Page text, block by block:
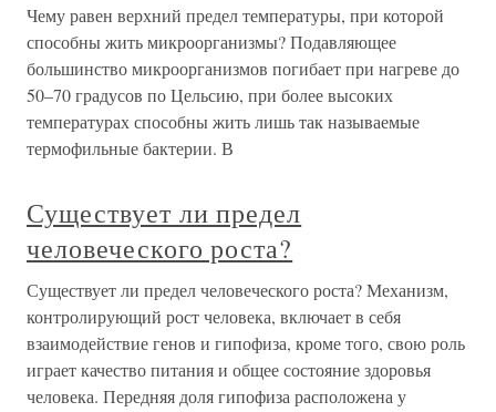
Чему равен верхний предел температуры, при которой
способны жить микроорганизмы? Подавляющее
большинство микроорганизмов погибает при нагреве до
50–70 градусов по Цельсию, при более высоких
температурах способны жить лишь так называемые
термофильные бактерии. В
Существует ли предел
человеческого роста?
Существует ли предел человеческого роста? Механизм,
контролирующий рост человека, включает в себя
взаимодействие генов и гипофиза, кроме того, свою роль
играет качество питания и общее состояние здоровья
человека. Передняя доля гипофиза расположена у